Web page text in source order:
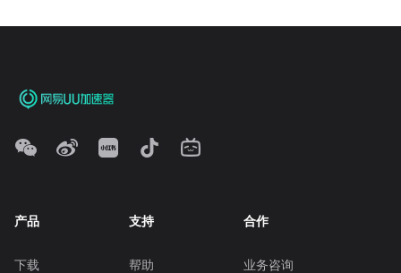
产品
下载
支持
帮助
合作
业务咨询